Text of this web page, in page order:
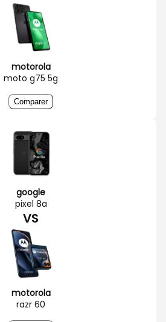
motorola
moto g75 5g
Comparer
google
pixel 8a
VS
motorola
razr 60